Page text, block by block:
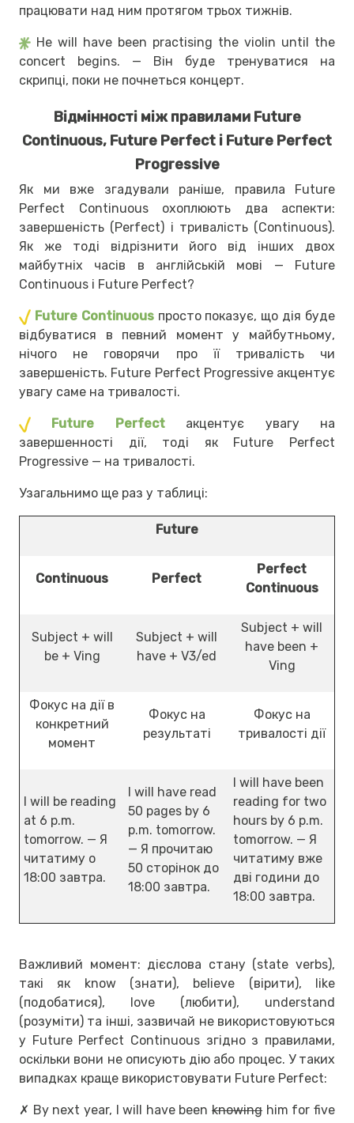
працювати над ним протягом трьох тижнів.
He will have been practising the violin until the
concert begins. — Він буде тренуватися на
скрипці, поки не почнеться концерт.
Відмінності між правилами Future
Continuous, Future Perfect і Future Perfect
Progressive
Як ми вже згадували раніше, правила Future
Perfect Continuous охоплюють два аспекти:
завершеність (Perfect) і тривалість (Continuous).
Як же тоді відрізнити його від інших двох
майбутніх часів в англійській мові — Future
Continuous і Future Perfect?
Future Continuousпросто показує, що дія буде
відбуватися в певний момент у майбутньому,
нічого не говорячи про її тривалість чи
завершеність. Future Perfect Progressive акцентує
увагу саме на тривалості.
Future Perfectакцентує увагу на
завершенності дії, тоді як Future Perfect
Progressive — на тривалості.
Узагальнимо ще раз у таблиці:
Future
Continuous Perfect
Perfect
Continuous
Subject + will
be + Ving
Subject + will
have + V3/ed
Subject + will
have been +
Ving
Фокус на дії в
конкретний
момент
Фокус на
результаті
Фокус на
тривалості дії
I will be reading
at 6 p.m.
tomorrow. — Я
читатиму о
18:00 завтра.
I will have read
50 pages by 6
p.m. tomorrow.
— Я прочитаю
50 сторінок до
18:00 завтра.
I will have been
reading for two
hours by 6 p.m.
tomorrow. — Я
читатиму вже
дві години до
18:00 завтра.
Важливий момент: дієслова стану (state verbs),
такі як know (знати), believe (вірити), like
(подобатися), love (любити), understand
(розуміти) та інші, зазвичай не використовуються
у Future Perfect Continuous згідно з правилами,
оскільки вони не описують дію або процес. У таких
випадках краще використовувати Future Perfect:
✗ By next year, I will have beenknowing him for five